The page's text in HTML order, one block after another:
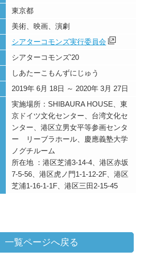
東京都
美術、映画、演劇
シアターコモンズ実行委員会
シアターコモンズ'20
しあたーこもんずにじゅう
2019年 6月 18日 ～ 2020年 3月 27日
実施場所：SHIBAURA HOUSE、東
京ドイツ文化センター、台湾文化セ
ンター、港区立男女平等参画センタ
ー リーブラホール、慶應義塾大学
ノグチルーム
所在地 ：港区芝浦3-14-4、港区赤坂
7-5-56、港区虎ノ門1-1-12-2F、港区
芝浦1-16-1-1F、港区三田2-15-45
一覧ページへ戻る